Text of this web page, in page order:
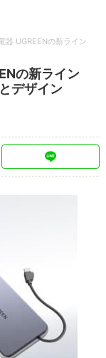
器 UGREENの新ライン
の新ライン
デザイン